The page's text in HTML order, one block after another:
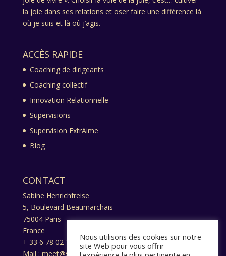
la joie dans ses relations et oser faire une différence là
où je suis et là où j’agis.
ACCÈS RAPIDE
Coaching de dirigeants
Coaching collectif
Innovation Relationnelle
Supervisions
Supervision ExtrAime
Blog
CONTACT
Sabine Henrichfreise
5, Boulevard Beaumarchais
75004 Paris
France
+ 33 6 78 02 13 17
Mail : meet@sabine-henrichfreise.com
Nous utilisons des cookies sur notre
site Web pour vous offrir